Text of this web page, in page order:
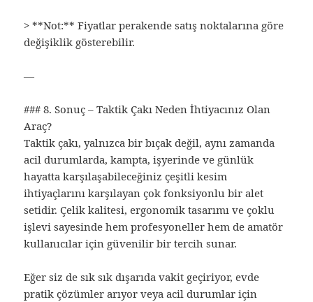
> **Not:** Fiyatlar perakende satış noktalarına göre
değişiklik gösterebilir.
—
### 8. Sonuç – Taktik Çakı Neden İhtiyacınız Olan
Araç?
Taktik çakı, yalnızca bir bıçak değil, aynı zamanda
acil durumlarda, kampta, işyerinde ve günlük
hayatta karşılaşabileceğiniz çeşitli kesim
ihtiyaçlarını karşılayan çok fonksiyonlu bir alet
setidir. Çelik kalitesi, ergonomik tasarımı ve çoklu
işlevi sayesinde hem profesyoneller hem de amatör
kullanıcılar için güvenilir bir tercih sunar.
Eğer siz de sık sık dışarıda vakit geçiriyor, evde
pratik çözümler arıyor veya acil durumlar için